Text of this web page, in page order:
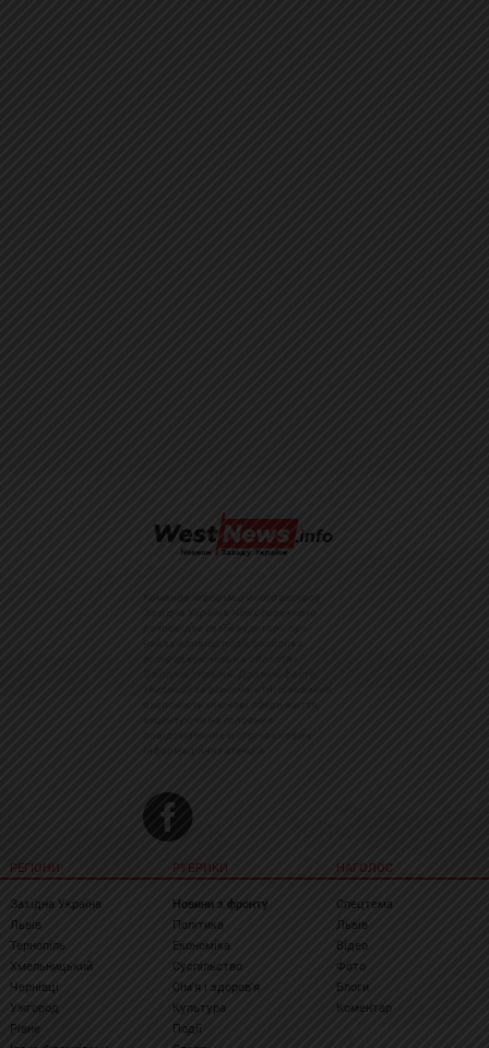
РЕГІОНИ
Західна Україна
Львів
Тернопіль
Хмельницький
Чернівці
Ужгород
Рівне
РУБРИКИ
Новини з фронту
Політика
Економіка
Суспільство
Сім'я і здоров'я
Культура
Події
НАГОЛОС
Спецтема
Львів
Відео
Фото
Блоги
Коментар